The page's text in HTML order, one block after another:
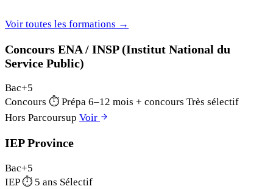
Voir toutes les formations →
Concours ENA / INSP (Institut National du
Service Public)
Bac+5
Concours ⏱ Prépa 6–12 mois + concours Très sélectif
Hors Parcoursup Voir
IEP Province
Bac+5
IEP ⏱ 5 ans Sélectif